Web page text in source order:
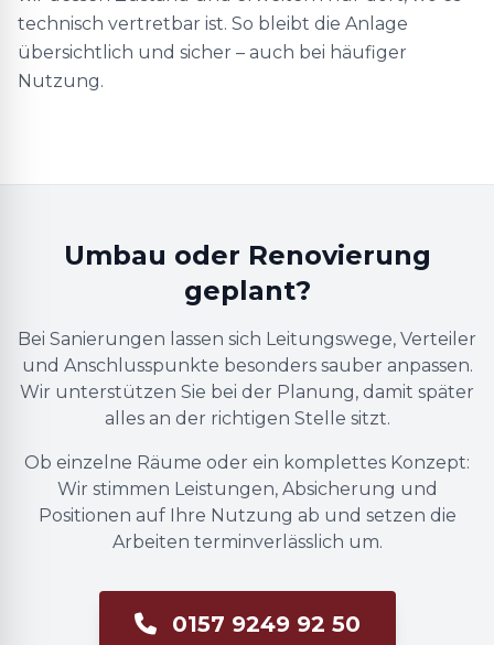
technisch vertretbar ist. So bleibt die Anlage
übersichtlich und sicher – auch bei häufiger
Nutzung.
Umbau oder Renovierung
geplant?
Bei Sanierungen lassen sich Leitungswege, Verteiler
und Anschlusspunkte besonders sauber anpassen.
Wir unterstützen Sie bei der Planung, damit später
alles an der richtigen Stelle sitzt.
Ob einzelne Räume oder ein komplettes Konzept:
Wir stimmen Leistungen, Absicherung und
Positionen auf Ihre Nutzung ab und setzen die
Arbeiten terminverlässlich um.
0157 9249 92 50